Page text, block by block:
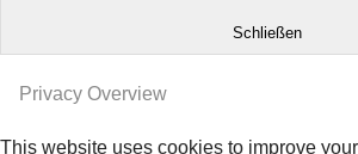
Schließen
Privacy Overview
This website uses cookies to improve